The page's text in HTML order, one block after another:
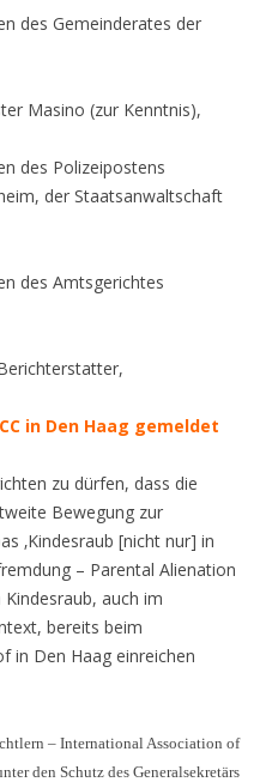
des Gemeinderates der
Masino (zur Kenntnis),
des Polizeipostens
der Staatsanwaltschaft
des Amtsgerichtes
in Den Haag gemeldet
zu dürfen, dass die
Bewegung zur
‚Kindesraub [nicht nur] in
– Parental Alienation
Kindesraub, auch im
bereits beim
in Den Haag einreichen
– International Association of
den Schutz des Generalsekretärs